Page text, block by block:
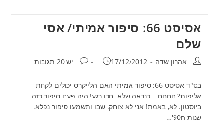
אסיסט 66: סיפור אמיתי/ אסי
שלם
מחבר:אהרון שדה פורסם:
17/12/2012 תגובות:
יש 20 תגובות
בס"ד אסיסט 66: סיפור אמיתי האם הלייקרס יכולים לקחת
אליפות? חחחח....כנראה שלא. חכו רגע! היה פעם סיפור כזה.
ביוסטון. לא, באמת! אני לא צוחק. שבו ותשמעו סיפור נפלא.
שנות ה90'…